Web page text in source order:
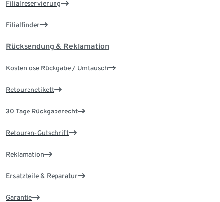
Filialreservierung
Filialfinder
Rücksendung & Reklamation
Kostenlose Rückgabe / Umtausch
Retourenetikett
30 Tage Rückgaberecht
Retouren-Gutschrift
Reklamation
Ersatzteile & Reparatur
Garantie